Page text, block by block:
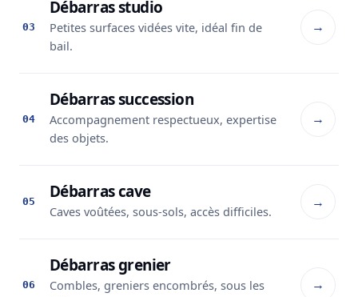
03
Débarras studio
Petites surfaces vidées vite, idéal fin de
bail.
→
04
Débarras succession
Accompagnement respectueux, expertise
des objets.
→
05 Débarras cave
Caves voûtées, sous-sols, accès difficiles.
→
06
Débarras grenier
Combles, greniers encombrés, sous les
→